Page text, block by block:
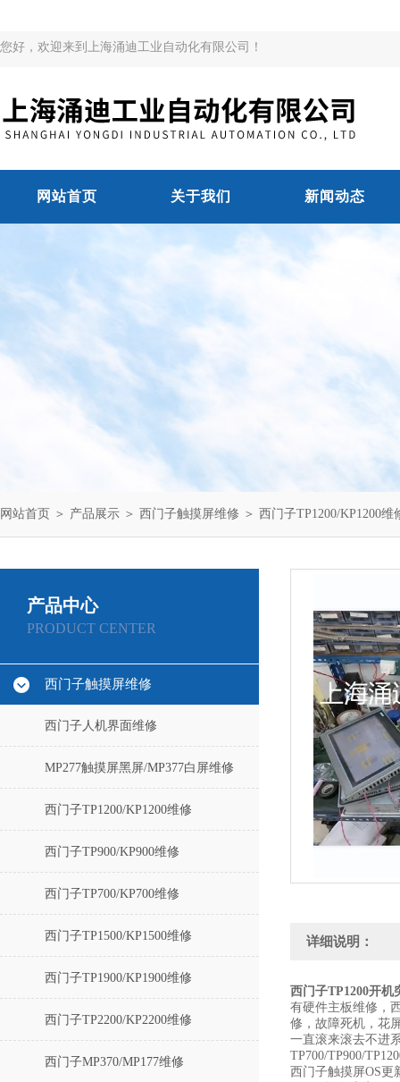
您好，欢迎来到上海涌迪工业自动化有限公司！
网站首页 关于我们 新闻动态
网站首页 ＞ 产品展示 ＞ 西门子触摸屏维修 ＞ 西门子TP1200/KP1200维
产品中心
PRODUCT CENTER
西门子触摸屏维修
西门子人机界面维修
MP277触摸屏黑屏/MP377白屏维修
西门子TP1200/KP1200维修
西门子TP900/KP900维修
西门子TP700/KP700维修
西门子TP1500/KP1500维修
西门子TP1900/KP1900维修
西门子TP2200/KP2200维修
西门子MP370/MP177维修
详细说明：
西门子TP1200开机
有硬件主板维修，
修，故障死机，花
一直滚来滚去不进
TP700/TP900/
西门子触摸屏OS更